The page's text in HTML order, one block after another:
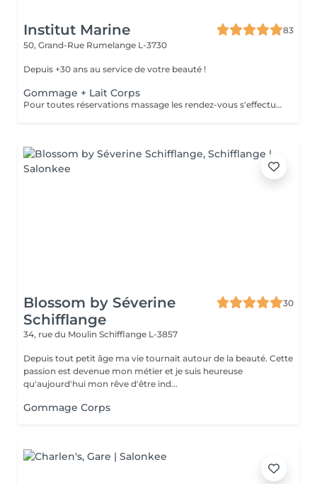
Institut Marine
83
50, Grand-Rue Rumelange L-3730
Depuis +30 ans au service de votre beauté !
Gommage + Lait Corps
Pour toutes réservations massage les rendez-vous s'effectue par téléphone au 56 51 19 .
Blossom by Séverine
Schifflange
30
34, rue du Moulin Schifflange L-3857
Depuis tout petit âge ma vie tournait autour de la beauté. Cette
passion est devenue mon métier et je suis heureuse
qu'aujourd'hui mon rêve d'être ind...
Gommage Corps